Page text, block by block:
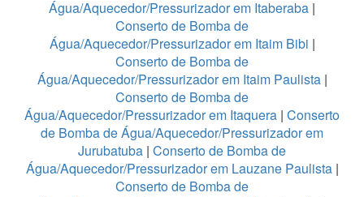
Água/Aquecedor/Pressurizador em Itaberaba |
Conserto de Bomba de
Água/Aquecedor/Pressurizador em Itaim Bibi |
Conserto de Bomba de
Água/Aquecedor/Pressurizador em Itaim Paulista |
Conserto de Bomba de
Água/Aquecedor/Pressurizador em Itaquera | Conserto
de Bomba de Água/Aquecedor/Pressurizador em
Jurubatuba | Conserto de Bomba de
Água/Aquecedor/Pressurizador em Lauzane Paulista |
Conserto de Bomba de